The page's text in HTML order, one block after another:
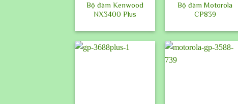
Bộ đàm Kenwood
NX3400 Plus
Bộ đàm Motorola
CP839